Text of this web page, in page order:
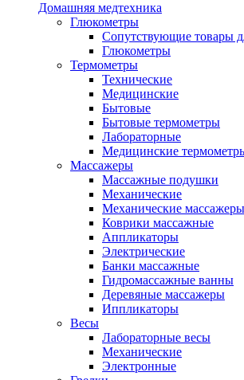
Домашняя медтехника
Глюкометры
Сопутствующие товары
Глюкометры
Термометры
Технические
Медицинские
Бытовые
Бытовые термометры
Лабораторные
Медицинские
Массажеры
Массажные подушки
Механические
Механические массажеры
Коврики массажные
Аппликаторы
Электрические
Банки массажные
Гидромассажные ванны
Деревяные массажеры
Иппликаторы
Весы
Лабораторные весы
Механические
Электронные